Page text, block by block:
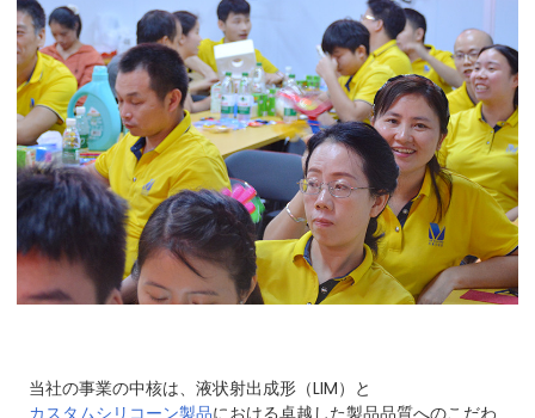
当社の事業の中核は、液状射出成形（LIM）と
カスタムシリコーン製品における卓越した製品品質へのこだわ